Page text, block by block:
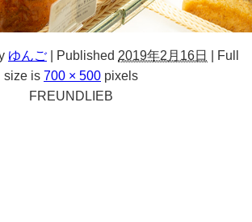
ゆんご Published 2019年2月16日
Full
size is 700 × 500 pixels
FREUNDLIEB